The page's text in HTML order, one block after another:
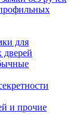
для
дверей
и прочие